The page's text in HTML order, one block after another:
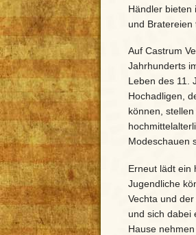
Händler bieten
und Bratereien
Auf Castrum
Jahrhunderts
Leben des 11.
Hochadligen,
können,
Modeschauen
Erneut lädt ein
Jugendliche
Vechta und
und sich dabei
Hause nehmen